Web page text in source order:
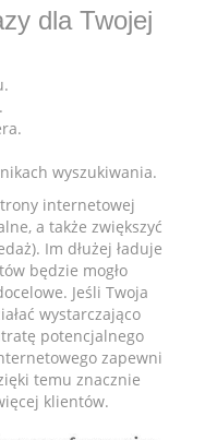
dla Twojej
wyszukiwania.
internetowej
a także zwiększyć
Im dłużej ładuje
będzie mogło
Jeśli Twoja
wystarczająco
potencjalnego
zapewni
temu znacznie
klientów.